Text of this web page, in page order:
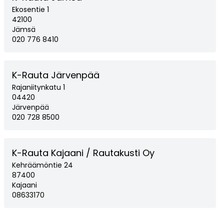
Ekosentie 1
42100
Jämsä
020 776 8410
K-Rauta Järvenpää
Rajaniitynkatu 1
04420
Järvenpää
020 728 8500
K-Rauta Kajaani / Rautakusti Oy
Kehräämöntie 24
87400
Kajaani
08633170